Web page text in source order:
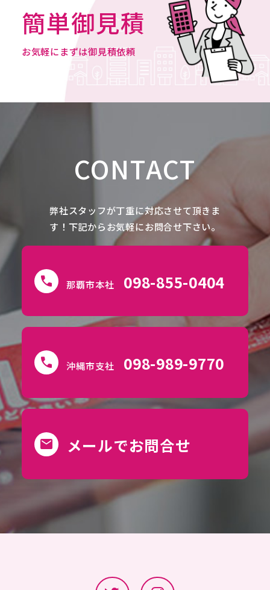
簡単御見積
お気軽にまずは御見積依頼
CONTACT
弊社スタッフが丁重に対応させて頂きま
す！下記からお気軽にお問合せ下さい。
call 那覇市本社 098-855-0404
call 沖縄市支社 098-989-9770
mail メールでお問合せ